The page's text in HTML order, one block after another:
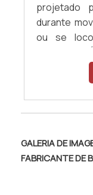
projetado
durante
ou se
em
quedas,
atendendo
em aço
mínimo
GALERIA DE
FABRICANTE DE